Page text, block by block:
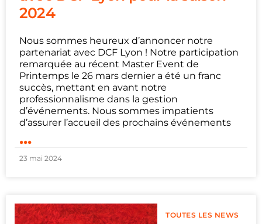
2024
Nous sommes heureux d’annoncer notre
partenariat avec DCF Lyon ! Notre participation
remarquée au récent Master Event de
Printemps le 26 mars dernier a été un franc
succès, mettant en avant notre
professionnalisme dans la gestion
d’événements. Nous sommes impatients
d’assurer l’accueil des prochains événements
...
23 mai 2024
TOUTES LES NEWS